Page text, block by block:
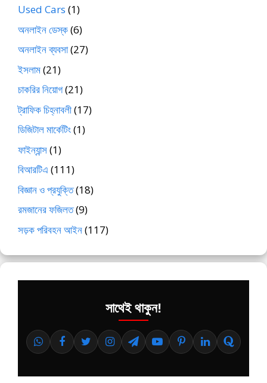
Used Cars (1)
অনলাইন ডেস্ক(6)
অনলাইন ব্যবসা(27)
ইসলাম(21)
চাকরির নিয়োগ(21)
ট্রাফিক চিহ্নাবলী(17)
ডিজিটাল মার্কেটিং(1)
ফাইন্যান্স(1)
বিআরটিএ (111)
বিজ্ঞান ও প্রযুক্তি(18)
রমজানের ফজিলত(9)
সড়ক পরিবহন আইন(117)
সাথেই থাকুন!